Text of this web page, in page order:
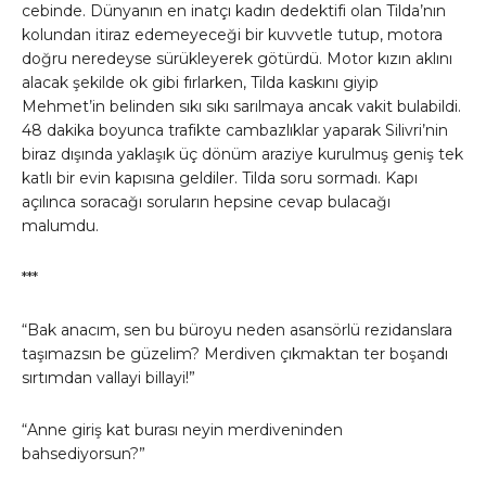
cebinde. Dünyanın en inatçı kadın dedektifi olan Tilda’nın
kolundan itiraz edemeyeceği bir kuvvetle tutup, motora
doğru neredeyse sürükleyerek götürdü. Motor kızın aklını
alacak şekilde ok gibi fırlarken, Tilda kaskını giyip
Mehmet’in belinden sıkı sıkı sarılmaya ancak vakit bulabildi.
48 dakika boyunca trafikte cambazlıklar yaparak Silivri’nin
biraz dışında yaklaşık üç dönüm araziye kurulmuş geniş tek
katlı bir evin kapısına geldiler. Tilda soru sormadı. Kapı
açılınca soracağı soruların hepsine cevap bulacağı
malumdu.
***
“Bak anacım, sen bu büroyu neden asansörlü rezidanslara
taşımazsın be güzelim? Merdiven çıkmaktan ter boşandı
sırtımdan vallayi billayi!”
“Anne giriş kat burası neyin merdiveninden
bahsediyorsun?”